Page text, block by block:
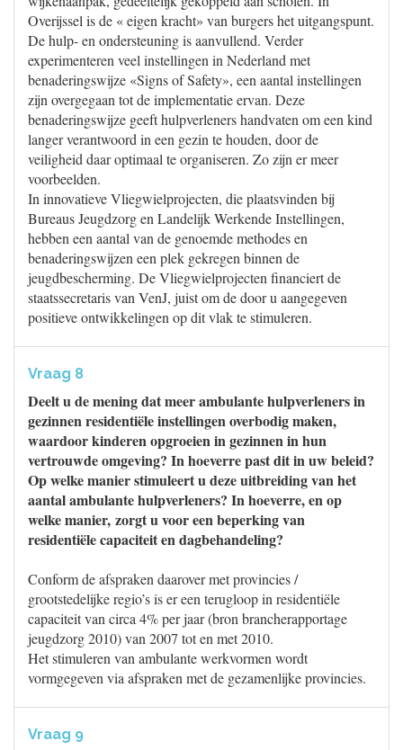
Overijssel is de « eigen kracht» van burgers het uitgangspunt.
De hulp- en ondersteuning is aanvullend. Verder
experimenteren veel instellingen in Nederland met
benaderingswijze «Signs of Safety», een aantal instellingen
zijn overgegaan tot de implementatie ervan. Deze
benaderingswijze geeft hulpverleners handvaten om een kind
langer verantwoord in een gezin te houden, door de
veiligheid daar optimaal te organiseren. Zo zijn er meer
voorbeelden.
In innovatieve Vliegwielprojecten, die plaatsvinden bij
Bureaus Jeugdzorg en Landelijk Werkende Instellingen,
hebben een aantal van de genoemde methodes en
benaderingswijzen een plek gekregen binnen de
jeugdbescherming. De Vliegwielprojecten financiert de
staatssecretaris van VenJ, juist om de door u aangegeven
positieve ontwikkelingen op dit vlak te stimuleren.
Vraag 8
Deelt u de mening dat meer ambulante hulpverleners in
gezinnen residentiële instellingen overbodig maken,
waardoor kinderen opgroeien in gezinnen in hun
vertrouwde omgeving? In hoeverre past dit in uw beleid?
Op welke manier stimuleert u deze uitbreiding van het
aantal ambulante hulpverleners? In hoeverre, en op
welke manier, zorgt u voor een beperking van
residentiële capaciteit en dagbehandeling?
Conform de afspraken daarover met provincies /
grootstedelijke regio’s is er een terugloop in residentiële
capaciteit van circa 4% per jaar (bron brancherapportage
jeugdzorg 2010) van 2007 tot en met 2010.
Het stimuleren van ambulante werkvormen wordt
vormgegeven via afspraken met de gezamenlijke provincies.
Vraag 9